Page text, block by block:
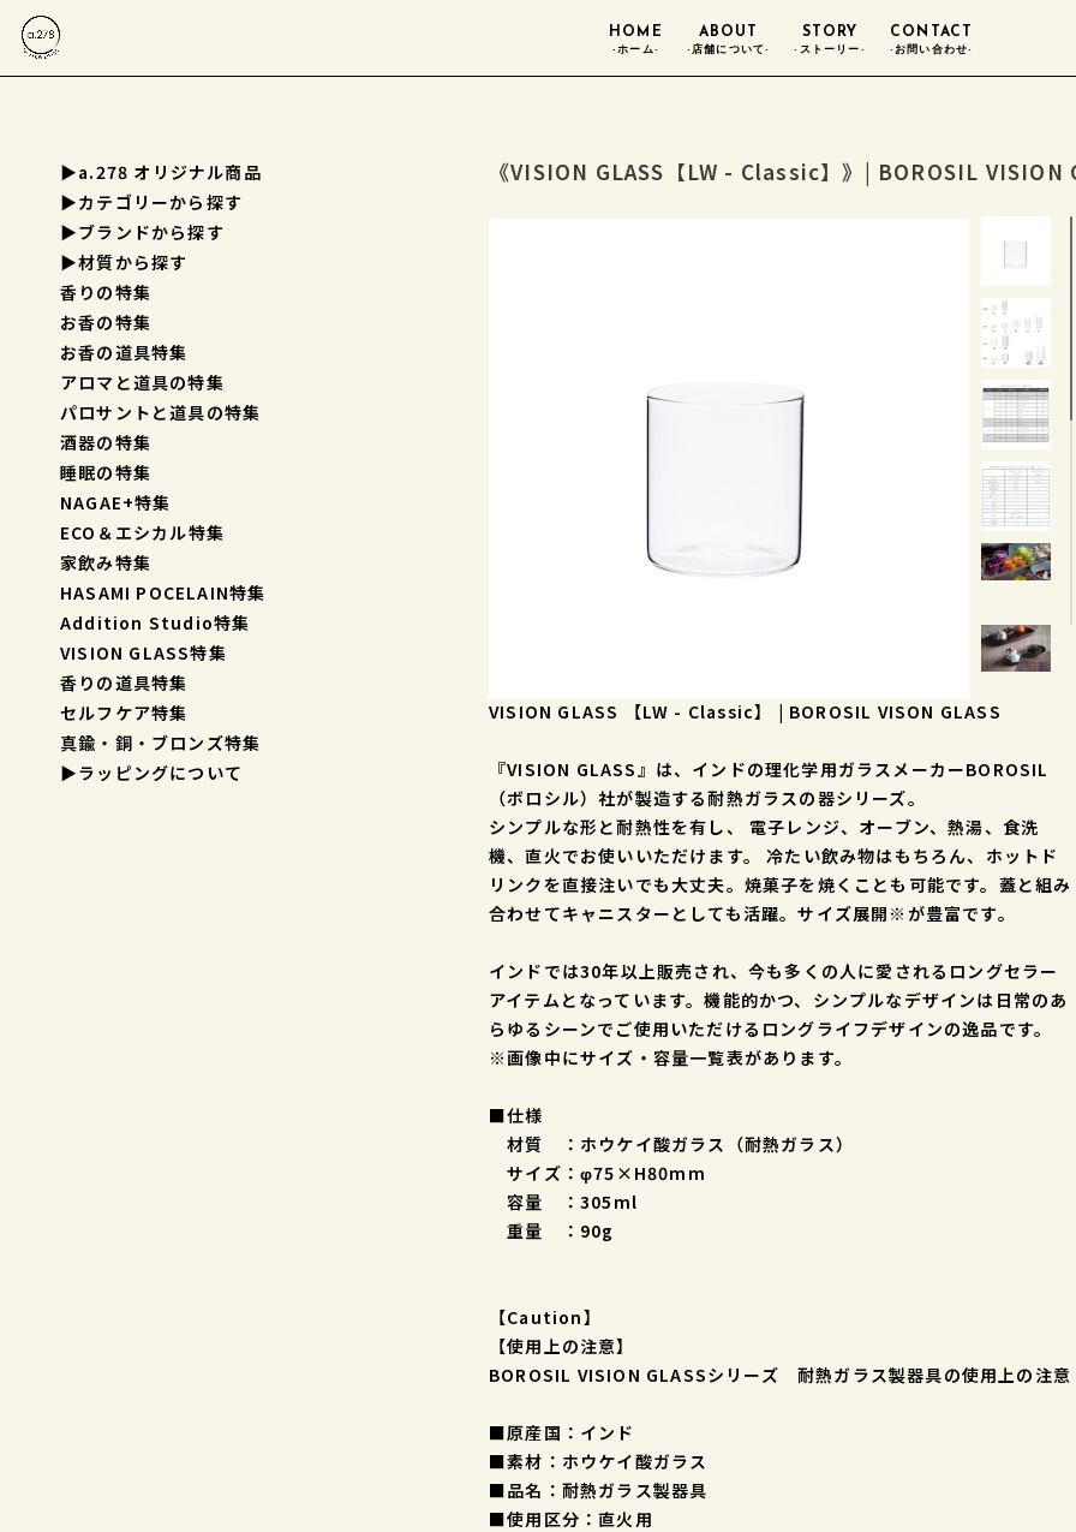
HOME
-ホーム-
ABOUT
-店舗について-
STORY
-ストーリー-
CONTACT
-お問い合わせ-
▶a.278 オリジナル商品
▶︎カテゴリーから探す
▶︎ブランドから探す
▶︎材質から探す
香りの特集
お香の特集
お香の道具特集
アロマと道具の特集
パロサントと道具の特集
酒器の特集
睡眠の特集
NAGAE+特集
ECO＆エシカル特集
家飲み特集
HASAMI POCELAIN特集
Addition Studio特集
VISION GLASS特集
香りの道具特集
セルフケア特集
真鍮・銅・ブロンズ特集
▶︎ラッピングについて
《VISION GLASS【LW - Classic】》| BOROSIL VISION
VISION GLASS 【LW - Classic】 | BOROSIL VISON GLASS
『VISION GLASS』は、インドの理化学用ガラスメーカーBOROSIL
（ボロシル）社が製造する耐熱ガラスの器シリーズ。
シンプルな形と耐熱性を有し、 電子レンジ、オーブン、熱湯、食洗
機、直火でお使いいただけます。 冷たい飲み物はもちろん、ホットド
リンクを直接注いでも大丈夫。焼菓子を焼くことも可能です。蓋と組み
合わせてキャニスターとしても活躍。サイズ展開※が豊富です。
インドでは30年以上販売され、今も多くの人に愛されるロングセラー
アイテムとなっています。機能的かつ、シンプルなデザインは日常のあ
らゆるシーンでご使用いただけるロングライフデザインの逸品です。
※画像中にサイズ・容量一覧表があります。
■仕様
材質 ：ホウケイ酸ガラス（耐熱ガラス）
サイズ：φ75×H80mm
容量 ：305ml
重量 ：90g
【Caution】
【使用上の注意】
BOROSIL VISION GLASSシリーズ 耐熱ガラス製器具の使用上の注意
■原産国：インド
■素材：ホウケイ酸ガラス
■品名：耐熱ガラス製器具
■使用区分：直火用